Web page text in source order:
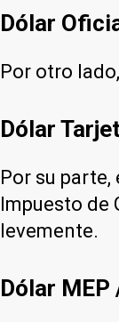
Dólar
Por otro
Dólar
Por su parte,
Impuesto de
levemente.
Dólar